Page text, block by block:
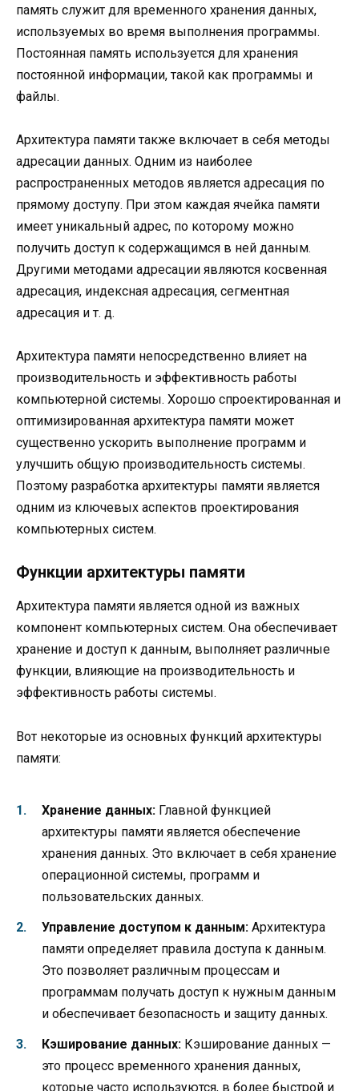
память служит для временного хранения данных,
используемых во время выполнения программы.
Постоянная память используется для хранения
постоянной информации, такой как программы и
файлы.
Архитектура памяти также включает в себя методы
адресации данных. Одним из наиболее
распространенных методов является адресация по
прямому доступу. При этом каждая ячейка памяти
имеет уникальный адрес, по которому можно
получить доступ к содержащимся в ней данным.
Другими методами адресации являются косвенная
адресация, индексная адресация, сегментная
адресация и т. д.
Архитектура памяти непосредственно влияет на
производительность и эффективность работы
компьютерной системы. Хорошо спроектированная и
оптимизированная архитектура памяти может
существенно ускорить выполнение программ и
улучшить общую производительность системы.
Поэтому разработка архитектуры памяти является
одним из ключевых аспектов проектирования
компьютерных систем.
Функции архитектуры памяти
Архитектура памяти является одной из важных
компонент компьютерных систем. Она обеспечивает
хранение и доступ к данным, выполняет различные
функции, влияющие на производительность и
эффективность работы системы.
Вот некоторые из основных функций архитектуры
памяти:
Хранение данных: Главной функцией
архитектуры памяти является обеспечение
хранения данных. Это включает в себя хранение
операционной системы, программ и
пользовательских данных.
Управление доступом к данным: Архитектура
памяти определяет правила доступа к данным.
Это позволяет различным процессам и
программам получать доступ к нужным данным
и обеспечивает безопасность и защиту данных.
Кэширование данных: Кэширование данных —
это процесс временного хранения данных,
которые часто используются, в более быстрой и